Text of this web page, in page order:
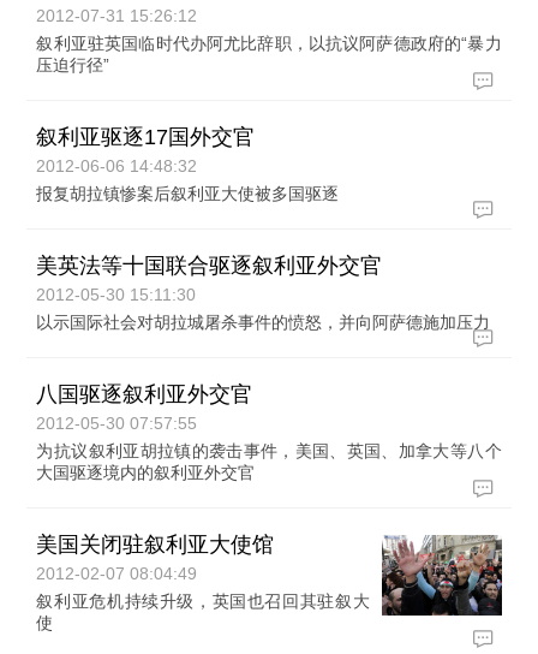
2012-07-31 15:26:12
叙利亚驻英国临时代办阿尤比辞职，以抗议阿萨德政府的“暴力
压迫行径”
叙利亚驱逐17国外交官
2012-06-06 14:48:32
报复胡拉镇惨案后叙利亚大使被多国驱逐
美英法等十国联合驱逐叙利亚外交官
2012-05-30 15:11:30
以示国际社会对胡拉城屠杀事件的愤怒，并向阿萨德施加压力
八国驱逐叙利亚外交官
2012-05-30 07:57:55
为抗议叙利亚胡拉镇的袭击事件，美国、英国、加拿大等八个
大国驱逐境内的叙利亚外交官
美国关闭驻叙利亚大使馆
2012-02-07 08:04:49
叙利亚危机持续升级，英国也召回其驻叙大
使